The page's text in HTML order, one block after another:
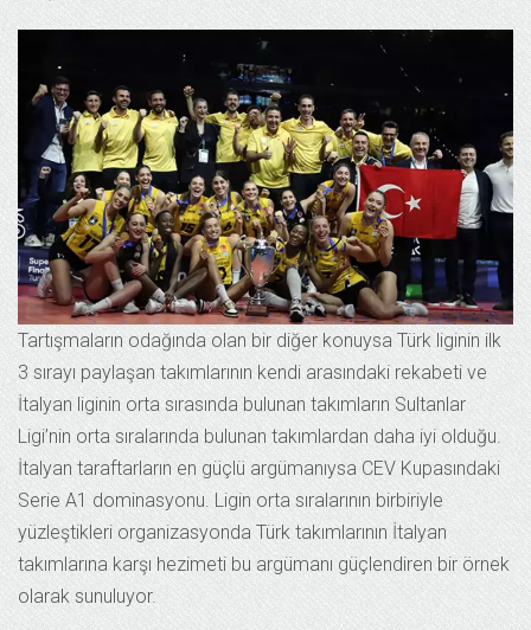
Tartışmaların odağında olan bir diğer konuysa Türk liginin ilk
3 sırayı paylaşan takımlarının kendi arasındaki rekabeti ve
İtalyan liginin orta sırasında bulunan takımların Sultanlar
Ligi’nin orta sıralarında bulunan takımlardan daha iyi olduğu.
İtalyan taraftarların en güçlü argümanıysa CEV Kupasındaki
Serie A1 dominasyonu. Ligin orta sıralarının birbiriyle
yüzleştikleri organizasyonda Türk takımlarının İtalyan
takımlarına karşı hezimeti bu argümanı güçlendiren bir örnek
olarak sunuluyor.